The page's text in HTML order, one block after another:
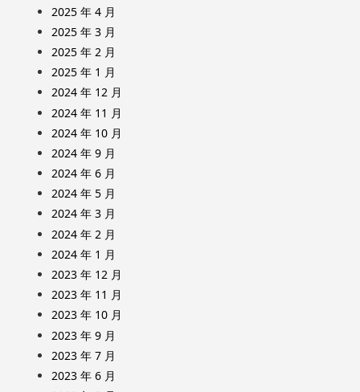
2025 年 4 月
2025 年 3 月
2025 年 2 月
2025 年 1 月
2024 年 12 月
2024 年 11 月
2024 年 10 月
2024 年 9 月
2024 年 6 月
2024 年 5 月
2024 年 3 月
2024 年 2 月
2024 年 1 月
2023 年 12 月
2023 年 11 月
2023 年 10 月
2023 年 9 月
2023 年 7 月
2023 年 6 月